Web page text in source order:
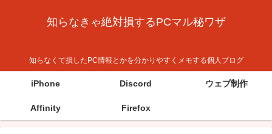
知らなきゃ絶対損するPCマル秘ワザ
知らなくて損したPC情報とかを分かりやすくメモする個人ブログ
iPhone Discord ウェブ制作
Affinity Firefox